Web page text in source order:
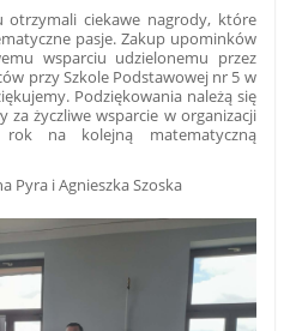
otrzymali ciekawe nagrody, które
pasje. Zakup upominków
wsparciu udzielonemu przez
przy Szkole Podstawowej nr 5 w
Podziękowania należą się
za życzliwe wsparcie w organizacji
rok na kolejną matematyczną
Pyra i Agnieszka Szoska